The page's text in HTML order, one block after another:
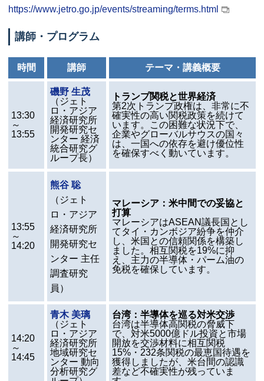
https://www.jetro.go.jp/events/streaming/terms.html
講師・プログラム
時間 講師 テーマ・講義概要
13:30
～
13:55
磯野 生茂
（ジェト
ロ・アジア
経済研究所
開発研究セ
ンター 経済
統合研究グ
ループ長）
トランプ関税と世界経済
第2次トランプ政権は、非常に不
確実性の高い関税政策を続けて
います。この困難な状況下で、
企業やグローバルサウスの国々
は、一国への依存を避け優位性
を確保すべく動いています。
13:55
～
14:20
熊谷 聡
（ジェト
ロ・アジア
経済研究所
開発研究セ
ンター 主任
調査研究
員）
マレーシア：米中間での妥協と
打算
マレーシアはASEAN議長国とし
てタイ・カンボジア紛争を仲介
し、米国との信頼関係を構築し
ました。相互関税を19%に抑
え、主力の半導体・パーム油の
免税を確保しています。
14:20
～
14:45
青木 美璃
（ジェト
ロ・アジア
経済研究所
地域研究セ
ンター 動向
分析研究グ
台湾：半導体を巡る対米交渉
台湾は半導体高関税の脅威下
で、対米5000億ドル投資と市場
開放を交渉材料に相互関税
15%・232条関税の最恵国待遇を
獲得しましたが、米台間の認識
差など不確実性が残っていま